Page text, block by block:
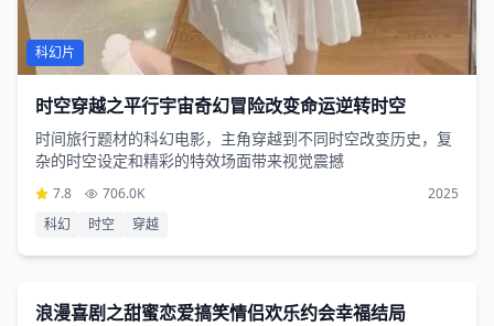
科幻片
时空穿越之平行宇宙奇幻冒险改变命运逆转时空
时间旅行题材的科幻电影，主角穿越到不同时空改变历史，复
杂的时空设定和精彩的特效场面带来视觉震撼
7.8 706.0K
2025
科幻
时空 穿越
2小时52分钟
喜剧片
浪漫喜剧之甜蜜恋爱搞笑情侣欢乐约会幸福结局